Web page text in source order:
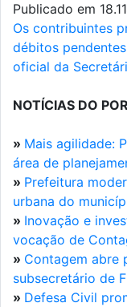
Publicado em
Os contribuintes
débitos
oficial da
NOTÍCIAS DO
» Mais agilidade:
área de
» Prefeitura
urbana do
» Inovação e
vocação de
» Contagem abre
subsecretário de
» Defesa Civil